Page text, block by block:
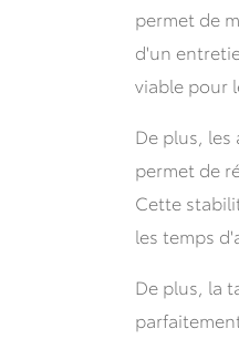
permet de
d'un
viable pour
De plus,
permet de
Cette
les temps
De plus, la